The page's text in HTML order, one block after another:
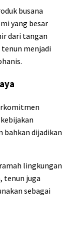
busana
yang besar
dari tangan
tenun menjadi
bahkan dijadikan
lingkungan
tenun juga
sebagai